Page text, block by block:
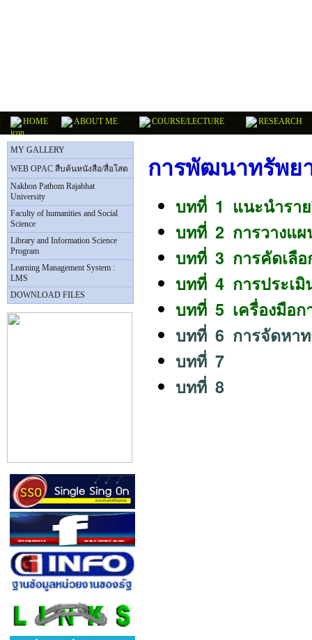
HOME ABOUT ME COURSE/LECTURE RESEARCH
MY GALLERY
WEB OPAC สืบค้นหนังสือ/สื่อโสต
Nakhon Pathom Rajabhat
University
Faculty of humanities and Social
Science
Library and Information Science
Program
Learning Management System :
LMS
DOWNLOAD FILES
การพัฒนาทรัพย
บทที่ 1 แนะนำรา
บทที่ 2 การวางแผ
บทที่ 3 การคัดเลื
บทที่ 4 การประเ
บทที่ 5 เครื่องมือก
บทที่ 6 การจัดหาท
บทที่ 7
บทที่ 8